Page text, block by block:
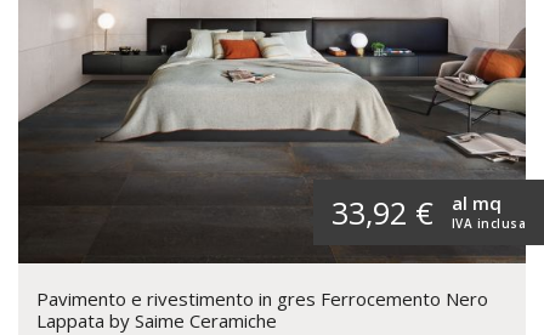
33,92 € IVA inclusa
al mq
Pavimento e rivestimento in gres Ferrocemento Nero
Lappata by Saime Ceramiche